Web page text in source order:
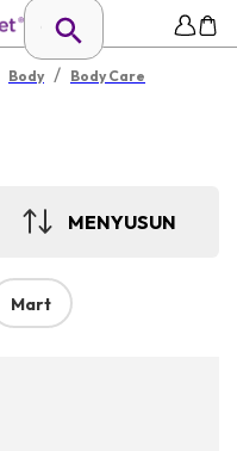
Body / Body Care
MENYUSUN
Mart